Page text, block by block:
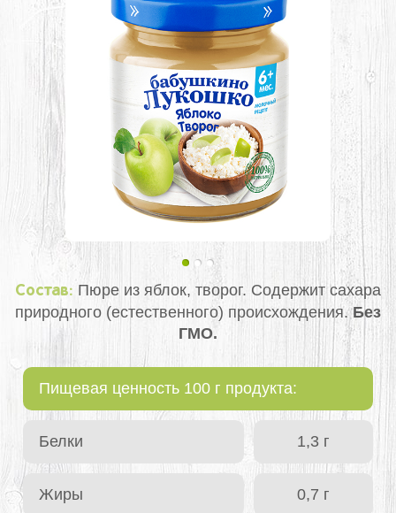
Состав: Пюре из яблок, творог. Содержит сахара
природного (естественного) происхождения. Без
ГМО.
Пищевая ценность 100 г продукта:
Белки 1,3 г
Жиры 0,7 г